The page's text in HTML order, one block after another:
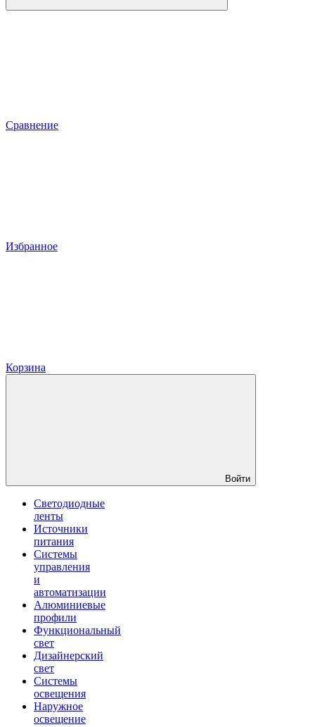
Сравнение
Избранное
Корзина
Войти
Светодиодные
ленты
Источники
питания
Системы
управления
и
автоматизации
Алюминиевые
профили
Функциональный
свет
Дизайнерский
свет
Системы
освещения
Наружное
освещение